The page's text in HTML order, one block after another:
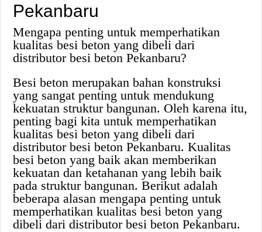
Pekanbaru
Mengapa penting untuk memperhatikan
kualitas besi beton yang dibeli dari
distributor besi beton Pekanbaru?
Besi beton merupakan bahan konstruksi
yang sangat penting untuk mendukung
kekuatan struktur bangunan. Oleh karena itu,
penting bagi kita untuk memperhatikan
kualitas besi beton yang dibeli dari
distributor besi beton Pekanbaru. Kualitas
besi beton yang baik akan memberikan
kekuatan dan ketahanan yang lebih baik
pada struktur bangunan. Berikut adalah
beberapa alasan mengapa penting untuk
memperhatikan kualitas besi beton yang
dibeli dari distributor besi beton Pekanbaru.